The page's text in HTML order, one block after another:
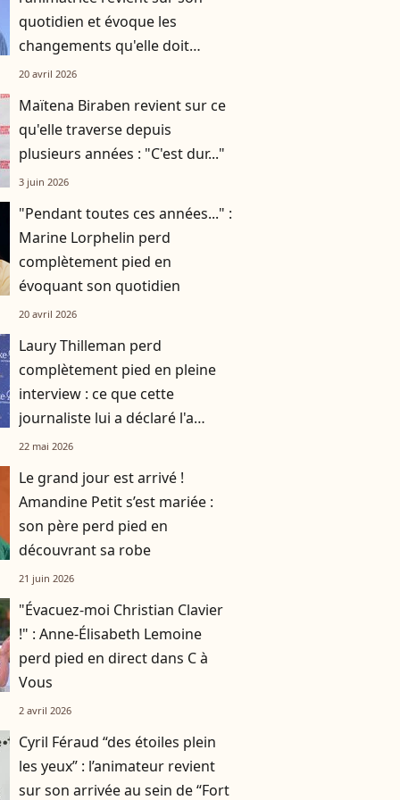
quotidien et évoque les
changements qu'elle doit
opérer
20 avril 2026
Maïtena Biraben revient sur ce
qu'elle traverse depuis
plusieurs années : "C'est dur..."
3 juin 2026
"Pendant toutes ces années..." :
Marine Lorphelin perd
complètement pied en
évoquant son quotidien
20 avril 2026
Laury Thilleman perd
complètement pied en pleine
interview : ce que cette
journaliste lui a déclaré l'a
totalement fait flancher
22 mai 2026
Le grand jour est arrivé !
Amandine Petit s’est mariée :
son père perd pied en
découvrant sa robe
21 juin 2026
"Évacuez-moi Christian Clavier
!" : Anne-Élisabeth Lemoine
perd pied en direct dans C à
Vous
2 avril 2026
Cyril Féraud “des étoiles plein
les yeux” : l’animateur revient
sur son arrivée au sein de “Fort